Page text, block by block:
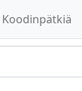
Koodinpätkiä